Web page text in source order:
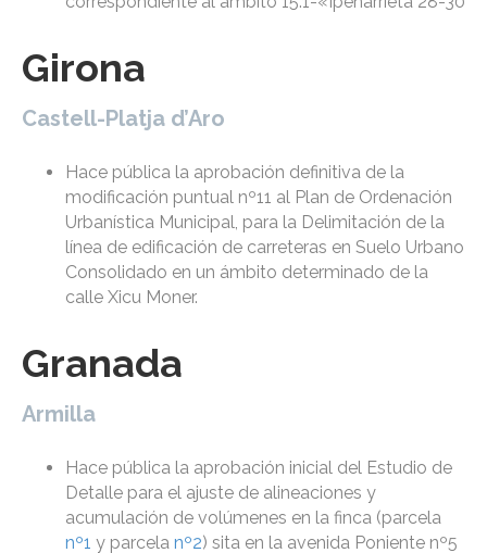
Girona
Castell-Platja d’Aro
Hace pública la aprobación definitiva de la
modificación puntual nº11 al Plan de Ordenación
Urbanística Municipal, para la Delimitación de la
línea de edificación de carreteras en Suelo Urbano
Consolidado en un ámbito determinado de la
calle Xicu Moner.
Granada
Armilla
Hace pública la aprobación inicial del Estudio de
Detalle para el ajuste de alineaciones y
acumulación de volúmenes en la finca (parcela
nº1 y parcela nº2) sita en la avenida Poniente nº5